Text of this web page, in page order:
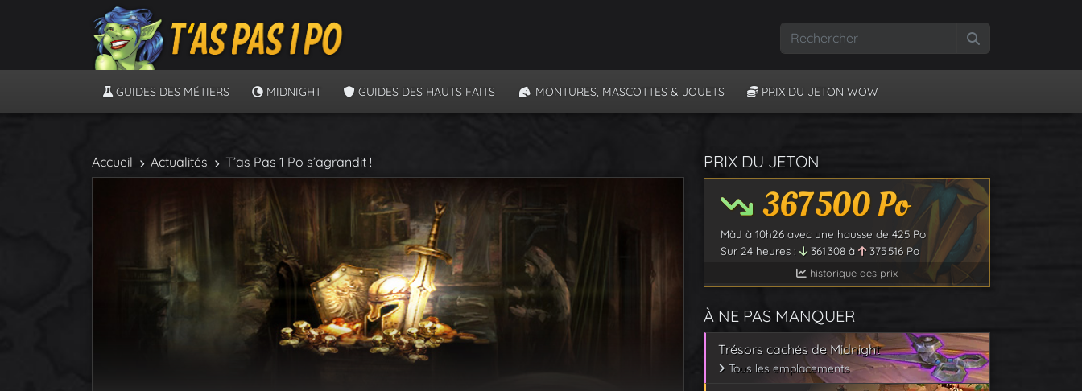
GUIDES DES MÉTIERS MIDNIGHT GUIDES DES HAUTS FAITS MONTURES, MASCOTTES & JOUETS PRIX DU JETON WOW
Accueil Actualités T’as Pas 1 Po s’agrandit ! PRIX DU JETON
367 500Po
MàJ à 10h26 avec une hausse de 425 Po
Sur 24 heures :
361 308 à 375 516 Po
historique des prix
À NE PAS MANQUER
Trésors cachés de Midnight
Tous les emplacements